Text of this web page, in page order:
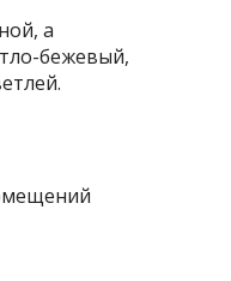
а
бежевый,